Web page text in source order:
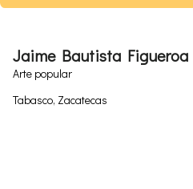
Jaime Bautista Figueroa
Arte popular
Tabasco, Zacatecas